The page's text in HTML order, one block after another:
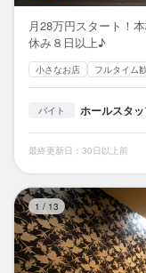
月28万円スタート！
休み８日以上♪
小さなお店 フルタイム
バイト ホールスタ
最終更新日：30日以上前
1 / 13